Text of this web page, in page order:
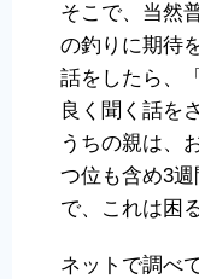
そこで、当然
の釣りに期待
話をしたら、
良く聞く話を
うちの親は、
つ位も含め3
で、これは困
ネットで調べ